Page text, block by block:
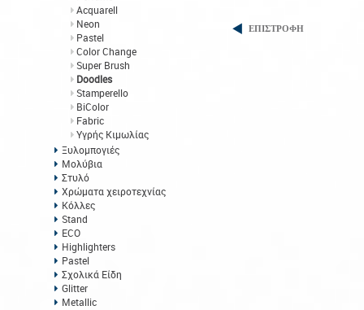
Acquarell
Neon
Pastel
Color Change
Super Brush
Doodles
Stamperello
BiColor
Fabric
Υγρής Κιμωλίας
Ξυλομπογιές
Μολύβια
Στυλό
Χρώματα χειροτεχνίας
Κόλλες
Stand
ECO
Highlighters
Pastel
Σχολικά Είδη
Glitter
Metallic
ΕΠΙΣΤΡΟΦΗ